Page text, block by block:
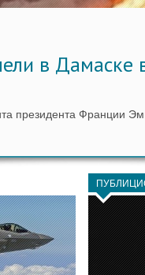
в Дамаске
президента Франции